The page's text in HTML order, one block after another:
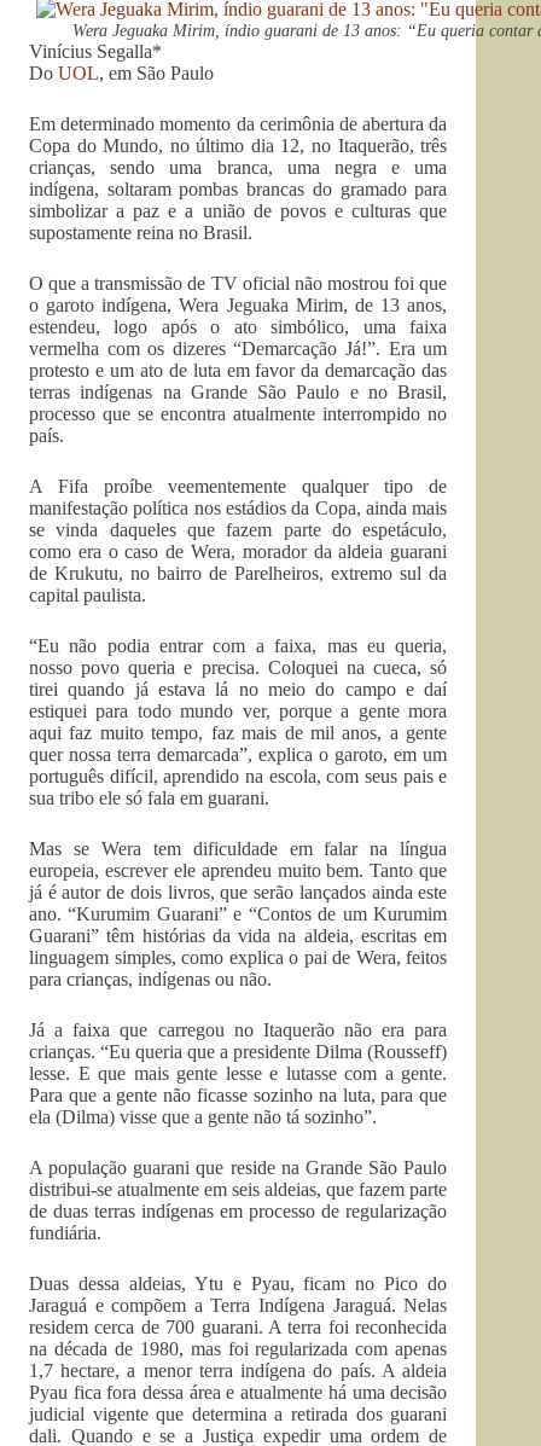
Wera Jeguaka Mirim, índio guarani de 13 anos: “Eu queria contar
Vinícius Segalla*
Do UOL, em São Paulo
Em determinado momento da cerimônia de abertura da
Copa do Mundo, no último dia 12, no Itaquerão, três
crianças, sendo uma branca, uma negra e uma
indígena, soltaram pombas brancas do gramado para
simbolizar a paz e a união de povos e culturas que
supostamente reina no Brasil.
O que a transmissão de TV oficial não mostrou foi que
o garoto indígena, Wera Jeguaka Mirim, de 13 anos,
estendeu, logo após o ato simbólico, uma faixa
vermelha com os dizeres “Demarcação Já!”. Era um
protesto e um ato de luta em favor da demarcação das
terras indígenas na Grande São Paulo e no Brasil,
processo que se encontra atualmente interrompido no
país.
A Fifa proíbe veementemente qualquer tipo de
manifestação política nos estádios da Copa, ainda mais
se vinda daqueles que fazem parte do espetáculo,
como era o caso de Wera, morador da aldeia guarani
de Krukutu, no bairro de Parelheiros, extremo sul da
capital paulista.
“Eu não podia entrar com a faixa, mas eu queria,
nosso povo queria e precisa. Coloquei na cueca, só
tirei quando já estava lá no meio do campo e daí
estiquei para todo mundo ver, porque a gente mora
aqui faz muito tempo, faz mais de mil anos, a gente
quer nossa terra demarcada”, explica o garoto, em um
português difícil, aprendido na escola, com seus pais e
sua tribo ele só fala em guarani.
Mas se Wera tem dificuldade em falar na língua
europeia, escrever ele aprendeu muito bem. Tanto que
já é autor de dois livros, que serão lançados ainda este
ano. “Kurumim Guarani” e “Contos de um Kurumim
Guarani” têm histórias da vida na aldeia, escritas em
linguagem simples, como explica o pai de Wera, feitos
para crianças, indígenas ou não.
Já a faixa que carregou no Itaquerão não era para
crianças. “Eu queria que a presidente Dilma (Rousseff)
lesse. E que mais gente lesse e lutasse com a gente.
Para que a gente não ficasse sozinho na luta, para que
ela (Dilma) visse que a gente não tá sozinho”.
A população guarani que reside na Grande São Paulo
distribui-se atualmente em seis aldeias, que fazem parte
de duas terras indígenas em processo de regularização
fundiária.
Duas dessa aldeias, Ytu e Pyau, ficam no Pico do
Jaraguá e compõem a Terra Indígena Jaraguá. Nelas
residem cerca de 700 guarani. A terra foi reconhecida
na década de 1980, mas foi regularizada com apenas
1,7 hectare, a menor terra indígena do país. A aldeia
Pyau fica fora dessa área e atualmente há uma decisão
judicial vigente que determina a retirada dos guarani
dali. Quando e se a Justiça expedir uma ordem de